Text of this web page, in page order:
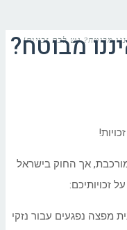
מבוטח? יש לכם זכויות!
מבוטח?
אך החוק בישראל
זכויותיכם:
מפצה נפגעים עבור נזקי